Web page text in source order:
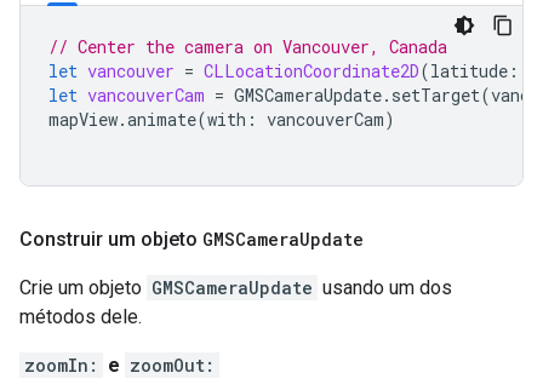
// Center the camera on Vancouver, Canada
let vancouver = CLLocationCoordinate2D(latitude :
let vancouverCam = GMSCameraUpdate. setTarget(
mapView.animate(with : vancouverCam)
Construir um objeto GMSCameraUpdate
Crie um objeto GMSCameraUpdate usando um dos
métodos dele.
zoomIn: e zoomOut: